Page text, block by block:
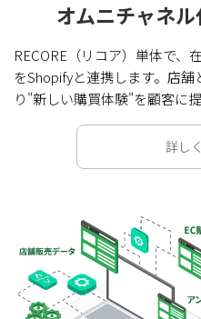
オムニチャネル
RECORE（リコア）単体で、
をShopifyと連携します。店
り"新しい購買体験"を顧客に提
詳し